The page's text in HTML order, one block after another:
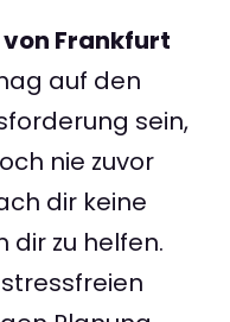
von Frankfurt
auf den
sein,
nie zuvor
dir keine
dir zu helfen.